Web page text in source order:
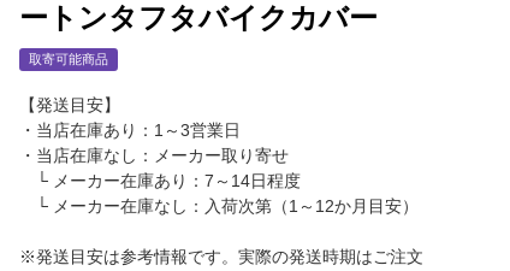
ートンタフタバイクカバー
取寄可能商品
【発送目安】
・当店在庫あり：1～3営業日
・当店在庫なし：メーカー取り寄せ
└ メーカー在庫あり：7～14日程度
└ メーカー在庫なし：入荷次第（1～12か月目安）
※発送目安は参考情報です。実際の発送時期はご注文